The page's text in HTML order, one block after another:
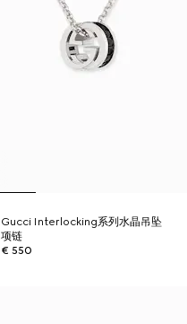
Gucci Interlocking系列水晶吊坠
项链
€ 550